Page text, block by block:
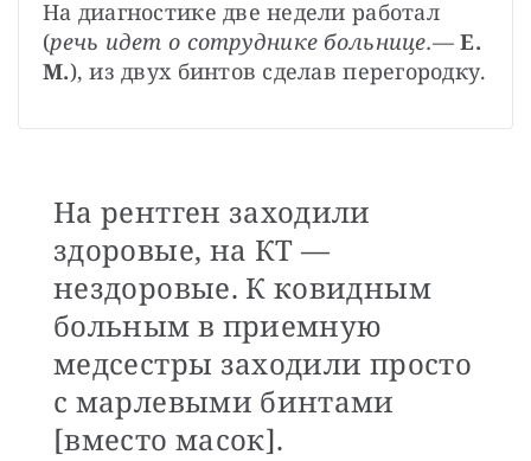
На диагностике две недели работал
(речь идет о сотруднике больнице.— Е.
М.), из двух бинтов сделав перегородку.
На рентген заходили
здоровые, на КТ —
нездоровые. К ковидным
больным в приемную
медсестры заходили просто
с марлевыми бинтами
[вместо масок].